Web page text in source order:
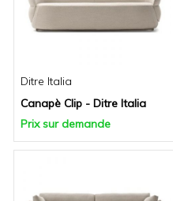
Ditre Italia
Canapè Clip - Ditre Italia
Prix sur demande